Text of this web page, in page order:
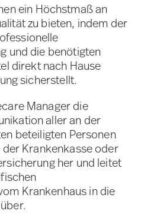
ein Höchstmaß an
zu bieten, indem der
und die benötigten
direkt nach Hause
sicherstellt.
Manager die
aller an der
beteiligten Personen
Krankenkasse oder
her und leitet
Krankenhaus in die